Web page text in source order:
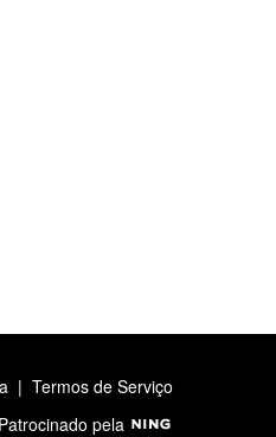
| Termos de Serviço
Patrocinado pela